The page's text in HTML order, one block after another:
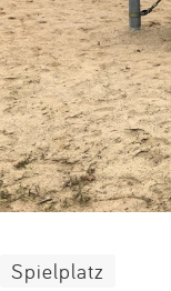
Spielplatz